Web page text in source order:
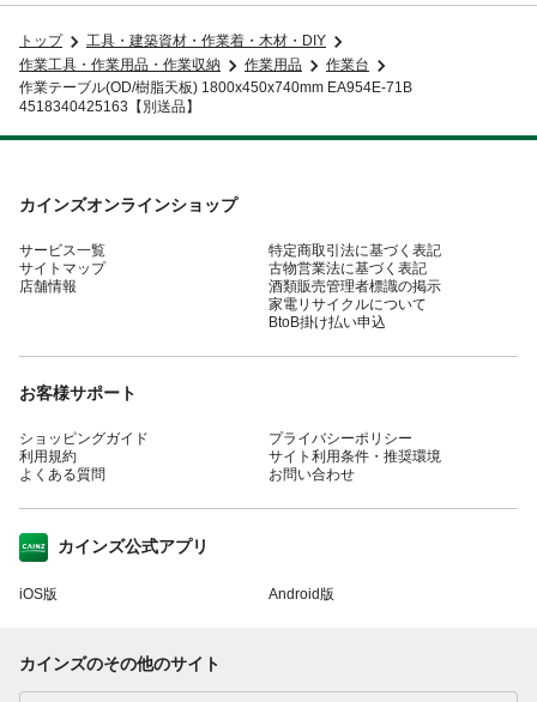
トップ
工具・建築資材・作業着・木材・DIY
作業工具・作業用品・作業収納
作業用品
作業台
作業テーブル(OD/樹脂天板) 1800x450x740mm EA954E-71B
4518340425163【別送品】
カインズオンラインショップ
サービス一覧
サイトマップ
店舗情報
特定商取引法に基づく表記
古物営業法に基づく表記
酒類販売管理者標識の掲示
家電リサイクルについて
BtoB掛け払い申込
お客様サポート
ショッピングガイド
利用規約
よくある質問
プライバシーポリシー
サイト利用条件・推奨環境
お問い合わせ
カインズ公式アプリ
iOS版 Android版
カインズのその他のサイト